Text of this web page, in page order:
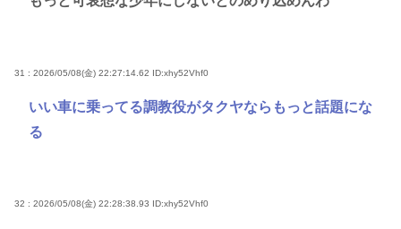
31 : 2026/05/08(金) 22:27:14.62 ID:xhy52Vhf0
いい車に乗ってる調教役がタクヤならもっと話題にな
る
32 : 2026/05/08(金) 22:28:38.93 ID:xhy52Vhf0